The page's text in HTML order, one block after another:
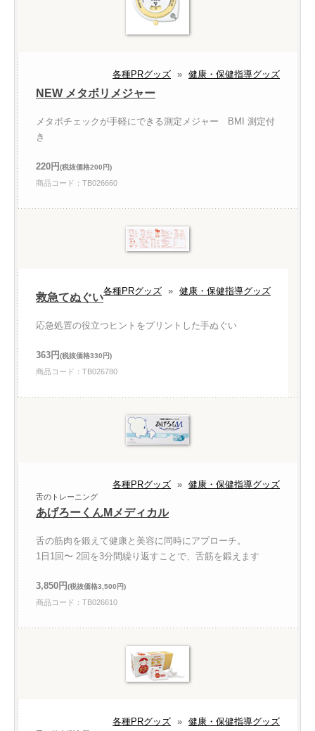
各種PRグッズ » 健康・保健指導グッズ
NEW メタボリメジャー
メタボチェックが手軽にできる測定メジャー BMI 測定付
き
220円(税抜価格200円)
商品コード：TB026660
各種PRグッズ » 健康・保健指導グッズ
救急てぬぐい
応急処置の役立つヒントをプリントした手ぬぐい
363円(税抜価格330円)
商品コード：TB026780
各種PRグッズ » 健康・保健指導グッズ
舌のトレーニング
あげろーくんMメディカル
舌の筋肉を鍛えて健康と美容に同時にアプローチ。
1日1回〜 2回を3分間繰り返すことで、舌筋を鍛えます
3,850円(税抜価格3,500円)
商品コード：TB026610
各種PRグッズ » 健康・保健指導グッズ